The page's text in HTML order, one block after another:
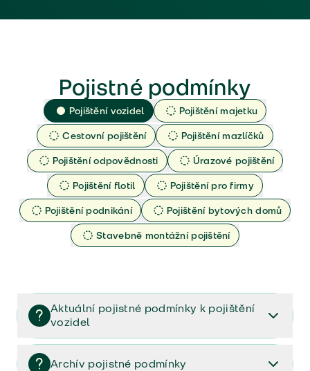
Pojistné podmínky
Pojištění vozidel
Pojištění majetku
Cestovní pojištění
Pojištění mazlíčků
Pojištění odpovědnosti
Úrazové pojištění
Pojištění flotil
Pojištění pro firmy
Pojištění podnikání
Pojištění bytových domů
Stavebně montážní pojištění
Aktuální pojistné podmínky k pojištění
vozidel
Pojištění vozidel/Pojistné podmínky a vše důležité ke
smlouvě (PDF)
Archív pojistné podmínky